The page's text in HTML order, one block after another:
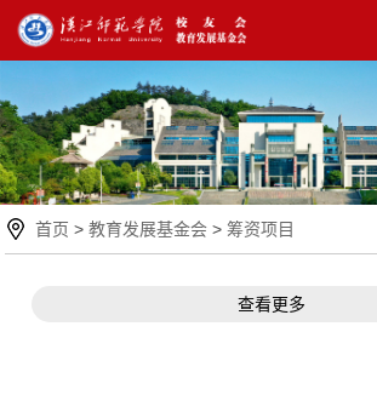
首页 >教育发展基金会 >筹资项目
查看更多